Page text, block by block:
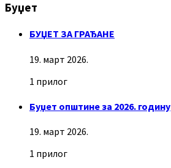
Буџет
БУЏЕТ ЗА ГРАЂАНЕ
19. март 2026.
1 прилог
Буџет општине за 2026. годину
19. март 2026.
1 прилог